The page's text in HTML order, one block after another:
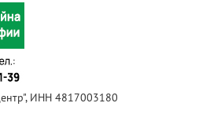
ИНН 4817003180